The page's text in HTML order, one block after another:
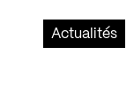
Actualités